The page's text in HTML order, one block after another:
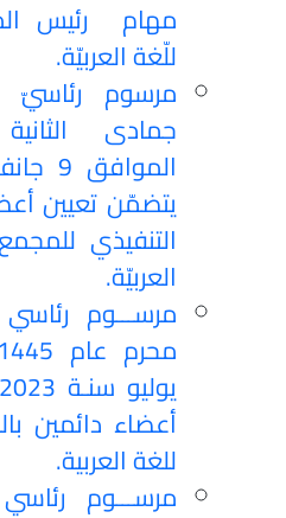
مهام رئيس
للّغة العربيّة.
يتضمّن تعيين
التنفيذي
العربيّة.
أعضاء دائمين
للغة العربية.